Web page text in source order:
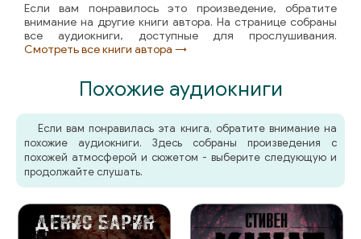
Если вам понравилось это произведение, обратите
внимание на другие книги автора. На странице собраны
все аудиокниги, доступные для прослушивания.
Смотреть все книги автора →
Похожие аудиокниги
Если вам понравилась эта книга, обратите внимание на
похожие аудиокниги. Здесь собраны произведения с
похожей атмосферой и сюжетом - выберите следующую и
продолжайте слушать.